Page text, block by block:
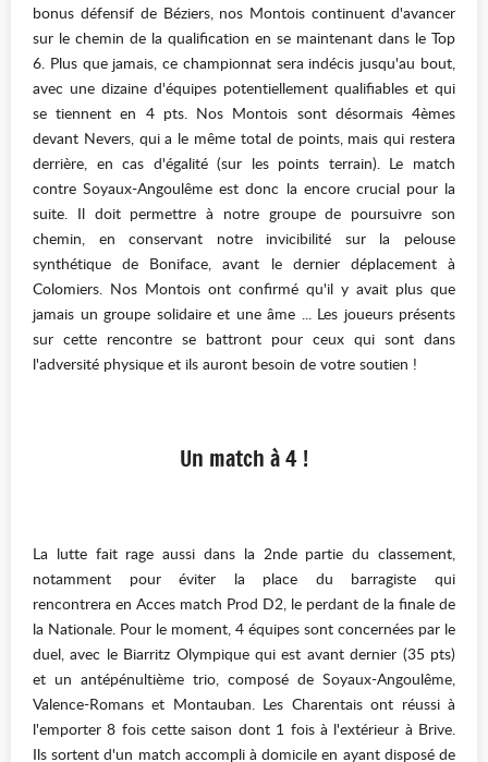
bonus défensif de Béziers, nos Montois continuent d'avancer
sur le chemin de la qualification en se maintenant dans le Top
6. Plus que jamais, ce championnat sera indécis jusqu'au bout,
avec une dizaine d'équipes potentiellement qualifiables et qui
se tiennent en 4 pts. Nos Montois sont désormais 4èmes
devant Nevers, qui a le même total de points, mais qui restera
derrière, en cas d'égalité (sur les points terrain). Le match
contre Soyaux-Angoulême est donc la encore crucial pour la
suite. Il doit permettre à notre groupe de poursuivre son
chemin, en conservant notre invicibilité sur la pelouse
synthétique de Boniface, avant le dernier déplacement à
Colomiers. Nos Montois ont confirmé qu'il y avait plus que
jamais un groupe solidaire et une âme ... Les joueurs présents
sur cette rencontre se battront pour ceux qui sont dans
l'adversité physique et ils auront besoin de votre soutien !
Un match à 4 !
La lutte fait rage aussi dans la 2nde partie du classement,
notamment pour éviter la place du barragiste qui
rencontrera en Acces match Prod D2, le perdant de la finale de
la Nationale. Pour le moment, 4 équipes sont concernées par le
duel, avec le Biarritz Olympique qui est avant dernier (35 pts)
et un antépénultième trio, composé de Soyaux-Angoulême,
Valence-Romans et Montauban. Les Charentais ont réussi à
l'emporter 8 fois cette saison dont 1 fois à l'extérieur à Brive.
Ils sortent d'un match accompli à domicile en ayant disposé de